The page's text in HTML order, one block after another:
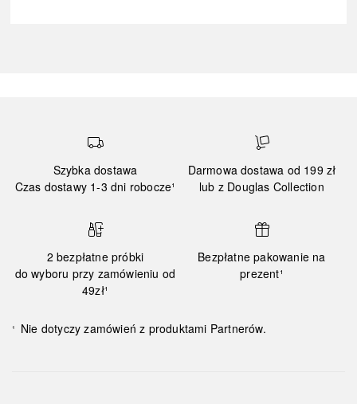
Szybka dostawa
Czas dostawy 1-3 dni robocze¹
Darmowa dostawa od 199 zł
lub z Douglas Collection
2 bezpłatne próbki
do wyboru przy zamówieniu od
49zł¹
Bezpłatne pakowanie na
prezent¹
¹ Nie dotyczy zamówień z produktami Partnerów.